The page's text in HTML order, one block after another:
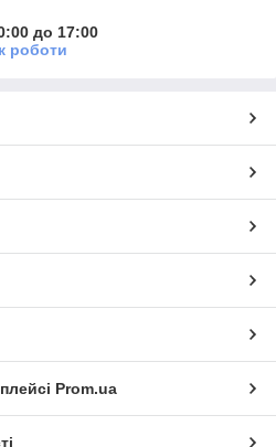
до 17:00
роботи
Prom.ua